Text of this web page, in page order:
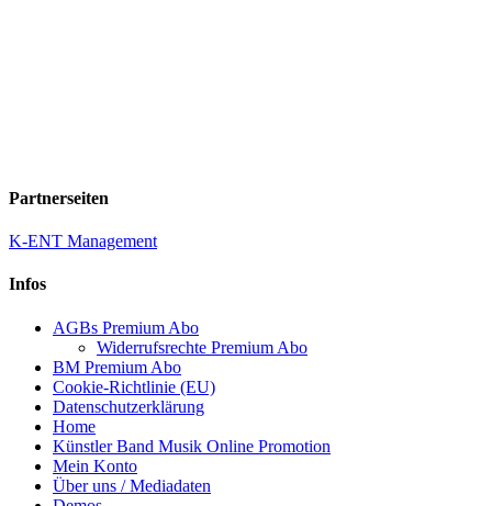
Partnerseiten
K-ENT Management
Infos
AGBs Premium Abo
Widerrufsrechte Premium Abo
BM Premium Abo
Cookie-Richtlinie (EU)
Datenschutzerklärung
Home
Künstler Band Musik Online Promotion
Mein Konto
Über uns / Mediadaten